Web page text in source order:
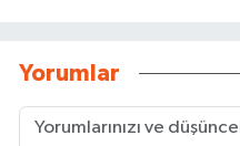
Yorumlar